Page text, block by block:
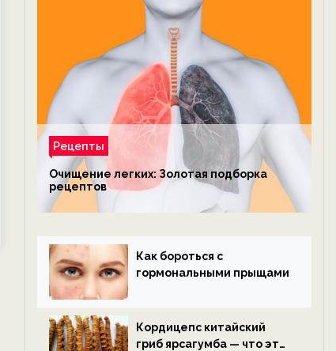
Рецепты
Очищение легких: Золотая подборка
рецептов
Как бороться с
гормональными прыщами
Кордицепс китайский
гриб ярсагумба — что это